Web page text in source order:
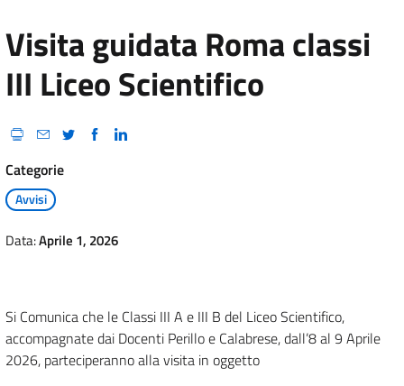
Visita guidata Roma classi
III Liceo Scientifico
Categorie
Avvisi
Data:Aprile 1, 2026
Si Comunica che le Classi III A e III B del Liceo Scientifico,
accompagnate dai Docenti Perillo e Calabrese, dall’8 al 9 Aprile
2026, parteciperanno alla visita in oggetto